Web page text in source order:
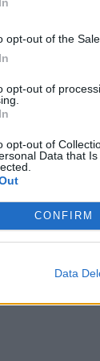
opt-out of the
opt-out of
opt-out of
Data that
CONFIRM
Data
Redazione